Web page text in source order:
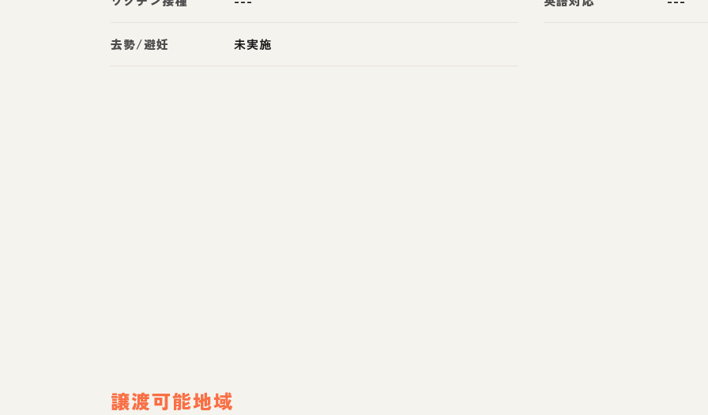
去勢/避妊 未実施
譲渡可能地域